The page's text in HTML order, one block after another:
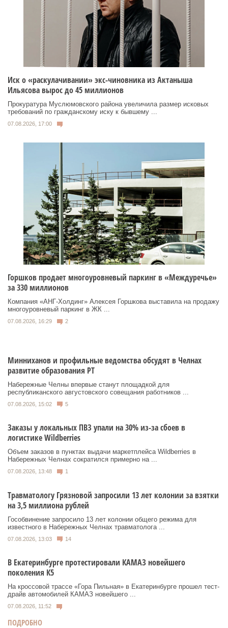
Иск о «раскулачивании» экс-чиновника из Актаныша
Ильясова вырос до 45 миллионов
Прокуратура Муслюмовского района увеличила размер исковых
требований по гражданскому иску к бывшему ...
07.08.2026, 17:00
Горшков продает многоуровневый паркинг в «Междуречье»
за 330 миллионов
Компания «АНГ-Холдинг» Алексея Горшкова выставила на продажу
многоуровневый паркинг в ЖК ...
07.08.2026, 16:29 2
Минниханов и профильные ведомства обсудят в Челнах
развитие образования РТ
Набережные Челны впервые станут площадкой для
республиканского августовского совещания работников ...
07.08.2026, 15:02 5
Заказы у локальных ПВЗ упали на 30% из-за сбоев в
логистике Wildberries
Объем заказов в пунктах выдачи маркетплейса Wildberries в
Набережных Челнах сократился примерно на ...
07.08.2026, 13:48 1
Травматологу Грязновой запросили 13 лет колонии за взятки
на 3,5 миллиона рублей
Гособвинение запросило 13 лет колонии общего режима для
известного в Набережных Челнах травматолога ...
07.08.2026, 13:03 14
В Екатеринбурге протестировали КАМАЗ новейшего
поколения К5
На кроссовой трассе «Гора Пильная» в Екатеринбурге прошел тест-
драйв автомобилей КАМАЗ новейшего ...
07.08.2026, 11:52
ПОДРОБНО